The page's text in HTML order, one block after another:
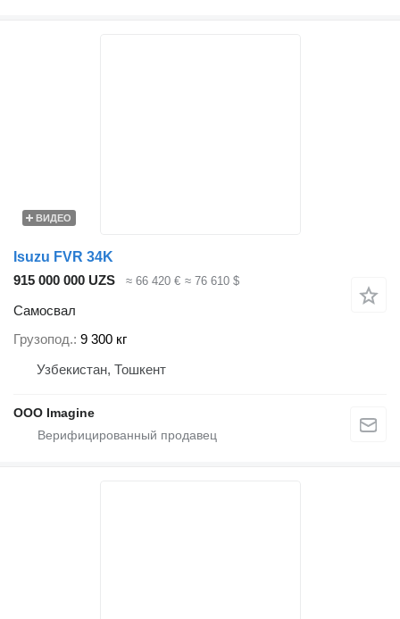
ВИДЕО
Isuzu FVR 34K
915 000 000 UZS
≈ 66 420 € ≈ 76 610 $
Самосвал
Грузопод. 9 300 кг
Узбекистан, Тошкент
OOO Imagine